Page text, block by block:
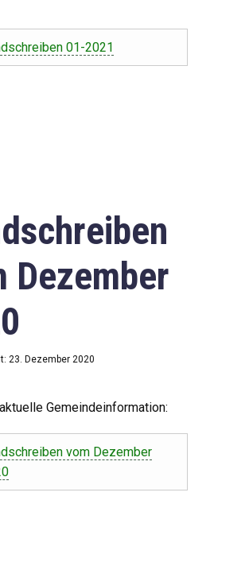
01-2021
Dezember
23. Dezember 2020
Gemeindeinformation:
vom Dezember